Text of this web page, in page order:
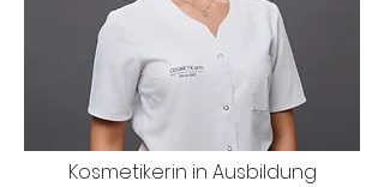
Kosmetikerin in Ausbildung